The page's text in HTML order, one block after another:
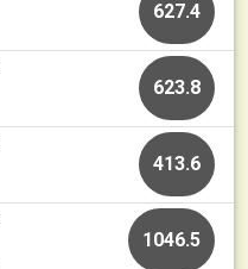
627.4
623.8
413.6
1046.5